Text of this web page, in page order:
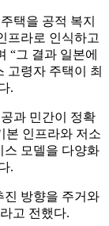
택을 공적 복지
프라로 인식하고
“그 결과 일본에
고령자 주택이 최
.
과 민간이 정확
본 인프라와 저소
스 모델을 다양화
.
진 방향을 주거와
고 전했다.